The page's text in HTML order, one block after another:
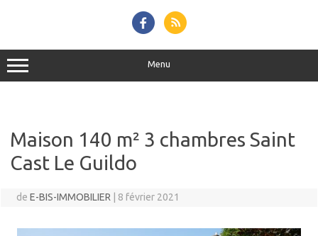
Menu
Maison 140 m² 3 chambres Saint
Cast Le Guildo
de E-BIS-IMMOBILIER 8 février 2021